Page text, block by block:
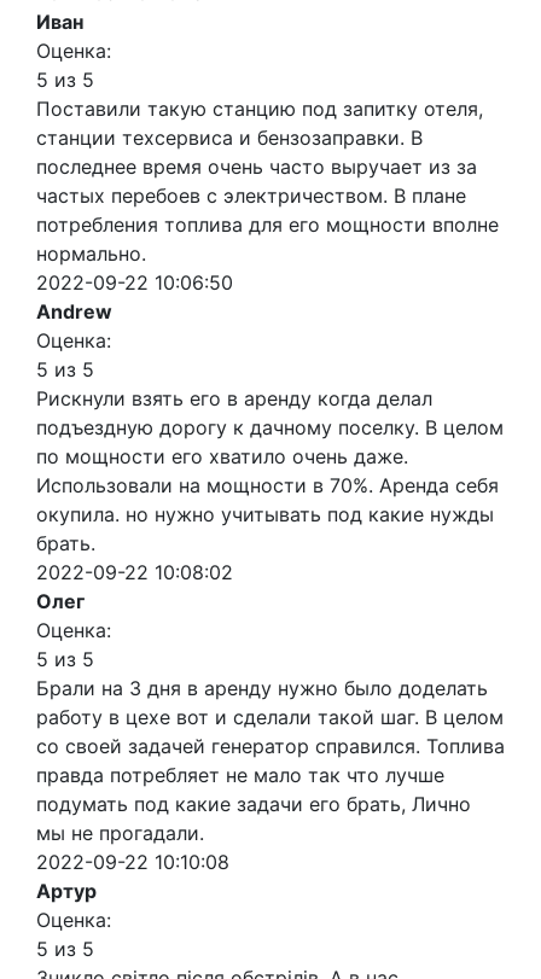
Иван
Оценка:
5 из 5
Поставили такую станцию под запитку отеля,
станции техсервиса и бензозаправки. В
последнее время очень часто выручает из за
частых перебоев с электричеством. В плане
потребления топлива для его мощности вполне
нормально.
2022-09-22 10:06:50
Andrew
Оценка:
5 из 5
Рискнули взять его в аренду когда делал
подъездную дорогу к дачному поселку. В целом
по мощности его хватило очень даже.
Использовали на мощности в 70%. Аренда себя
окупила. но нужно учитывать под какие нужды
брать.
2022-09-22 10:08:02
Олег
Оценка:
5 из 5
Брали на 3 дня в аренду нужно было доделать
работу в цехе вот и сделали такой шаг. В целом
со своей задачей генератор справился. Топлива
правда потребляет не мало так что лучше
подумать под какие задачи его брать, Лично
мы не прогадали.
2022-09-22 10:10:08
Артур
Оценка:
5 из 5